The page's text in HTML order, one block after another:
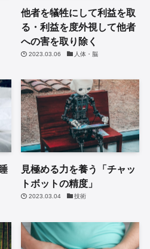
他者を犠牲にして利益を取
る・利益を度外視して他者
への害を取り除く
2023.03.06 人体・脳
見極める力を養う「チャッ
トボットの精度」
2023.03.04 技術